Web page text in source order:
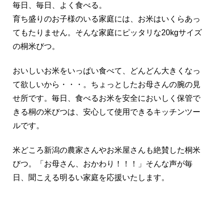
毎日、毎日、よく食べる。
育ち盛りのお子様のいる家庭には、お米はいくらあっ
てもたりません。そんな家庭にピッタリな20kgサイズ
の桐米びつ。
おいしいお米をいっぱい食べて、どんどん大きくなっ
て欲しいから・・・。ちょっとしたお母さんの腕の見
せ所です。毎日、食べるお米を安全においしく保管で
きる桐の米びつは、安心して使用できるキッチンツー
ルです。
米どころ新潟の農家さんやお米屋さんも絶賛した桐米
びつ。「お母さん、おかわり！！！」そんな声が毎
日、聞こえる明るい家庭を応援いたします。